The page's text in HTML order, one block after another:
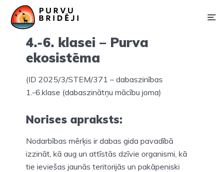
4.-6. klasei – Purva
ekosistēma
(ID 2025/3/STEM/371 – dabaszinības
1.-6.klase (dabaszinātņu mācību joma)
Norises apraksts:
Nodarbības mērķis ir dabas gida pavadībā
izzināt, kā aug un attīstās dzīvie organismi, kā
tie ieviešas jaunās teritorijās un pakāpeniski